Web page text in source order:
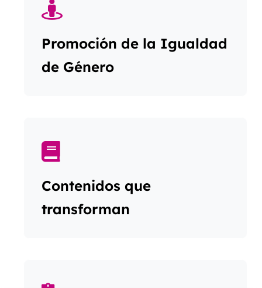
Promoción de la Igualdad
de Género
Contenidos que
transforman